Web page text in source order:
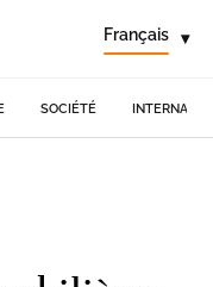
Français ▾
SOCIÉTÉ